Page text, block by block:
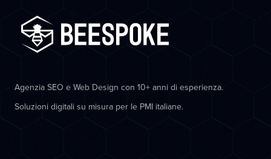
Agenzia SEO e Web Design con 10+ anni di esperienza.
Soluzioni digitali su misura per le PMI italiane.